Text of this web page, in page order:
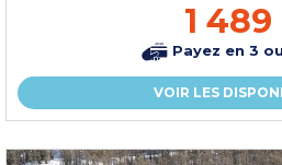
1
Payez en 3
VOIR LES